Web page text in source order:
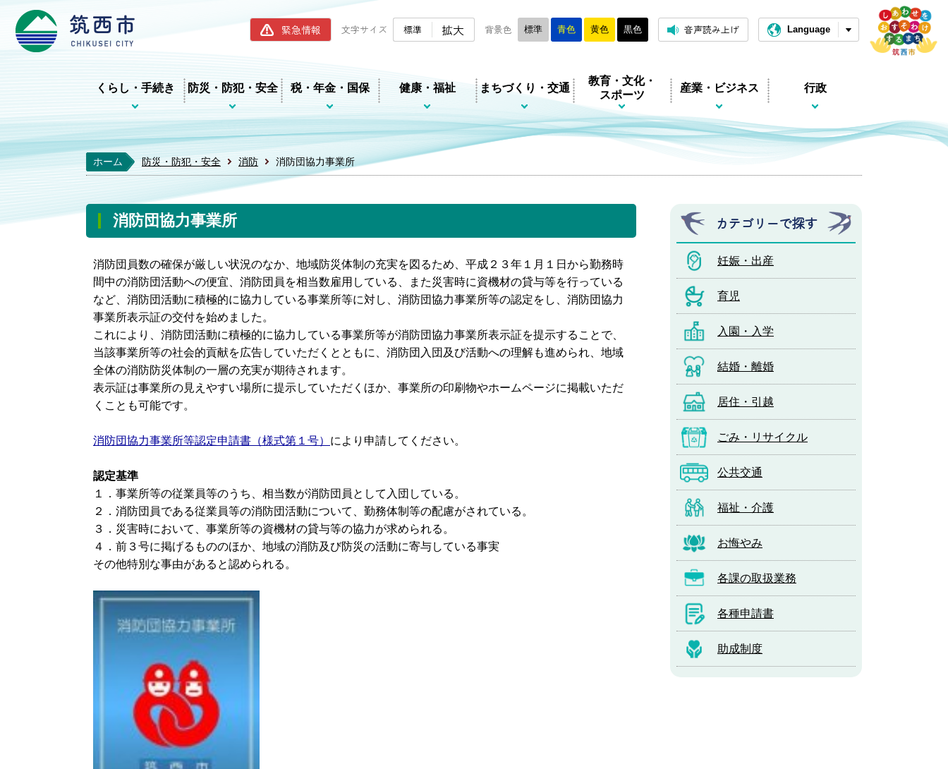
筑西市ホームページ
緊急情報 文字サイズ 標準 拡大 背景色 標準 青色 黄色 黒色 音声読み上げ Language
くらし・手続き 防災・防犯・安全 税・年金・国保 健康・福祉 まちづくり・交通
教育・文化・
スポーツ
産業・ビジネス 行政
ホーム 防災・防犯・安全 消防 消防団協力事業所
消防団協力事業所
消防団員数の確保が厳しい状況のなか、地域防災体制の充実を図るため、平成２３年１月１日から勤務時
間中の消防団活動への便宜、消防団員を相当数雇用している、また災害時に資機材の貸与等を行っている
など、消防団活動に積極的に協力している事業所等に対し、消防団協力事業所等の認定をし、消防団協力
事業所表示証の交付を始めました。
これにより、消防団活動に積極的に協力している事業所等が消防団協力事業所表示証を提示することで、
当該事業所等の社会的貢献を広告していただくとともに、消防団入団及び活動への理解も進められ、地域
全体の消防防災体制の一層の充実が期待されます。
表示証は事業所の見えやすい場所に提示していただくほか、事業所の印刷物やホームページに掲載いただ
くことも可能です。
消防団協力事業所等認定申請書（様式第１号） により申請してください。
認定基準
１．事業所等の従業員等のうち、相当数が消防団員として入団している。
２．消防団員である従業員等の消防団活動について、勤務体制等の配慮がされている。
３．災害時において、事業所等の資機材の貸与等の協力が求められる。
４．前３号に掲げるもののほか、地域の消防及び防災の活動に寄与している事実
その他特別な事由があると認められる。
カテゴリーで探す
妊娠・出産
育児
入園・入学
結婚・離婚
居住・引越
ごみ・リサイクル
公共交通
福祉・介護
お悔やみ
各課の取扱業務
各種申請書
助成制度